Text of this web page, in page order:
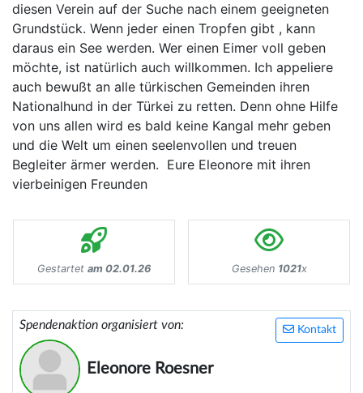
diesen Verein auf der Suche nach einem geeigneten
Grundstück. Wenn jeder einen Tropfen gibt , kann
daraus ein See werden. Wer einen Eimer voll geben
möchte, ist natürlich auch willkommen. Ich appeliere
auch bewußt an alle türkischen Gemeinden ihren
Nationalhund in der Türkei zu retten. Denn ohne Hilfe
von uns allen wird es bald keine Kangal mehr geben
und die Welt um einen seelenvollen und treuen
Begleiter ärmer werden. Eure Eleonore mit ihren
vierbeinigen Freunden
Gestartet am 02.01.26 Gesehen 1021x
Kontakt
Spendenaktion organisiert von:
Eleonore Roesner